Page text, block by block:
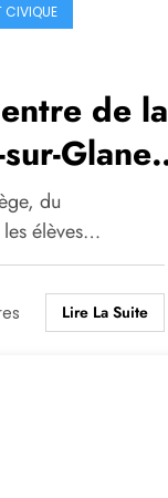
CIVIQUE
de la
Glane
du
les élèves…
Lire La Suite